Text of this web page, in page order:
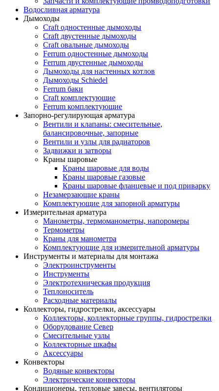
Водосливная арматура
Дымоходы
Craft одностенные дымоходы
Craft двустенные дымоходы
Craft овальные дымоходы
Ferrum одностенные дымоходы
Ferrum двустенные дымоходы
Дымоходы для настенных котлов
Дымоходы Schiedel
Ferrum баки
Craft комплектующие
Ferrum комплектующие
Запорно-регулирующая арматура
Вентили и клапаны: смесительные,
балансировочные, запорные
Вентили и узлы для радиаторов
Задвижки и затворы
Краны шаровые
Краны шаровые для воды
Краны шаровые газовые
Краны шаровые фланцевые и под приварку
Незамерзающие краны
Комплектующие для запорной арматуры
Измерительная арматура
Манометры, термоманометры, напоромеры
Термометры
Краны для манометра
Комплектующие для измерительной арматуры
Инструменты и материалы для монтажа
Электроинструменты
Инструменты
Электротехническая продукция
Теплоноситель
Расходные материалы
Коллекторы, гидрострелки, аксессуары
Коллекторы, коллекторные группы, гидрострелки
Оборудование Север
Смесительные узлы
Коллекторные шкафы
Аксессуары
Конвекторы
Водяные конвекторы
Электрические конвекторы
Кондиционеры, тепловые завесы, вентиляторы